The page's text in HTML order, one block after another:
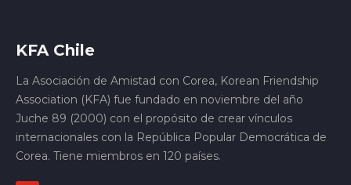
KFA Chile
La Asociación de Amistad con Corea, Korean Friendship
Association (KFA) fue fundado en noviembre del año
Juche 89 (2000) con el propósito de crear vínculos
internacionales con la República Popular Democrática de
Corea. Tiene miembros en 120 países.